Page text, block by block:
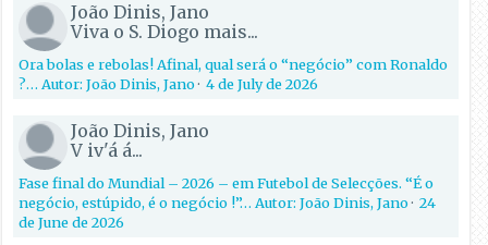
João Dinis, Jano
Viva o S. Diogo mais...
Ora bolas e rebolas! Afinal, qual será o “negócio” com Ronaldo
?… Autor: João Dinis, Jano·4 de July de 2026
João Dinis, Jano
V iv'á á...
Fase final do Mundial – 2026 – em Futebol de Selecções. “É o
negócio, estúpido, é o negócio !”… Autor: João Dinis, Jano·24
de June de 2026